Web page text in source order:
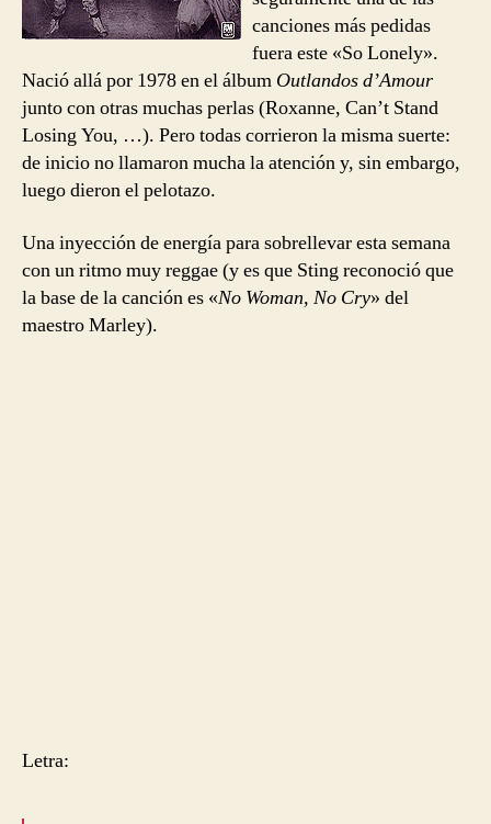
canciones más pedidas
fuera este «So Lonely».
Nació allá por 1978 en el álbum Outlandos d’Amour
junto con otras muchas perlas (Roxanne, Can’t Stand
Losing You, …). Pero todas corrieron la misma suerte:
de inicio no llamaron mucha la atención y, sin embargo,
luego dieron el pelotazo.
Una inyección de energía para sobrellevar esta semana
con un ritmo muy reggae (y es que Sting reconoció que
la base de la canción es «No Woman, No Cry» del
maestro Marley).
Letra: